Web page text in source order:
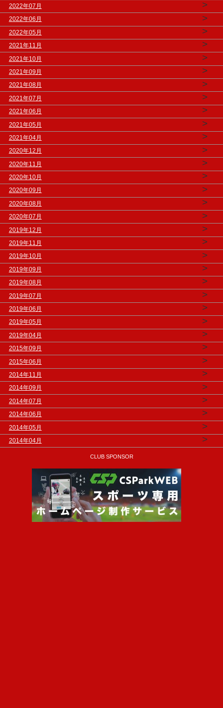
2022年07月 >
2022年06月 >
2022年05月 >
2021年11月 >
2021年10月 >
2021年09月 >
2021年08月 >
2021年07月 >
2021年06月 >
2021年05月 >
2021年04月 >
2020年12月 >
2020年11月 >
2020年10月 >
2020年09月 >
2020年08月 >
2020年07月 >
2019年12月 >
2019年11月 >
2019年10月 >
2019年09月 >
2019年08月 >
2019年07月 >
2019年06月 >
2019年05月 >
2019年04月 >
2015年09月 >
2015年06月 >
2014年11月 >
2014年09月 >
2014年07月 >
2014年06月 >
2014年05月 >
2014年04月 >
CLUB SPONSOR